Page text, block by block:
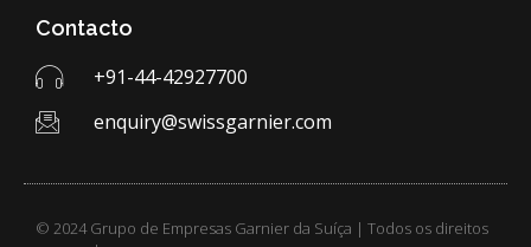
Contacto
+91-44-42927700
enquiry@swissgarnier.com
© 2024 Grupo de Empresas Garnier da Suíça | Todos os direitos